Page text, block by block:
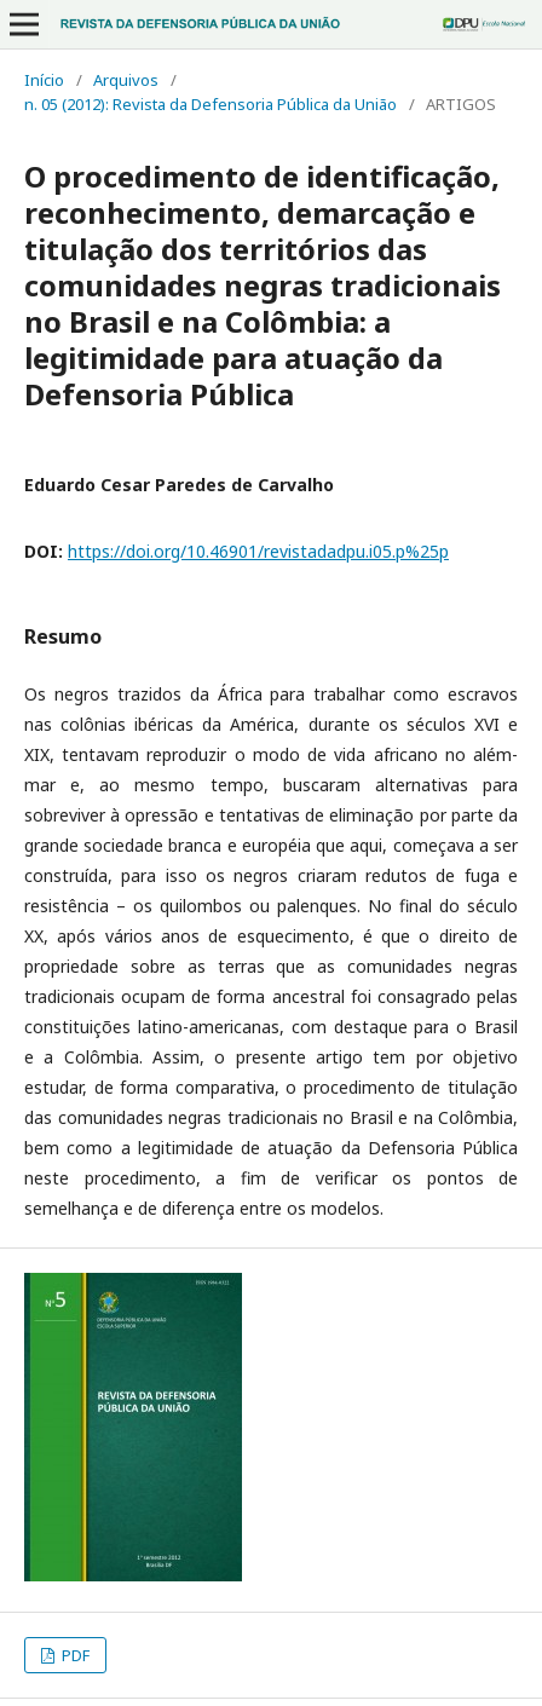
Início / Arquivos
/
n. 05 (2012): Revista da Defensoria Pública da União
/ ARTIGOS
O procedimento de identificação,
reconhecimento, demarcação e
titulação dos territórios das
comunidades negras tradicionais
no Brasil e na Colômbia: a
legitimidade para atuação da
Defensoria Pública
Eduardo Cesar Paredes de Carvalho
DOI: https://doi.org/10.46901/revistadadpu.i05.p%25p
Resumo
Os negros trazidos da África para trabalhar como escravos
nas colônias ibéricas da América, durante os séculos XVI e
XIX, tentavam reproduzir o modo de vida africano no além-
mar e, ao mesmo tempo, buscaram alternativas para
sobreviver à opressão e tentativas de eliminação por parte da
grande sociedade branca e européia que aqui, começava a ser
construída, para isso os negros criaram redutos de fuga e
resistência – os quilombos ou palenques. No final do século
XX, após vários anos de esquecimento, é que o direito de
propriedade sobre as terras que as comunidades negras
tradicionais ocupam de forma ancestral foi consagrado pelas
constituições latino-americanas, com destaque para o Brasil
e a Colômbia. Assim, o presente artigo tem por objetivo
estudar, de forma comparativa, o procedimento de titulação
das comunidades negras tradicionais no Brasil e na Colômbia,
bem como a legitimidade de atuação da Defensoria Pública
neste procedimento, a fim de verificar os pontos de
semelhança e de diferença entre os modelos.
PDF